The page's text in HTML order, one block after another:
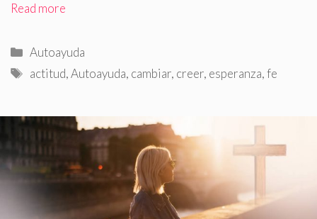
Read more
Categorías
Autoayuda
Etiquetas
actitud,Autoayuda, cambiar, creer, esperanza,fe